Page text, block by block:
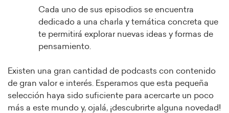
Cada uno de sus episodios se encuentra
dedicado a una charla y temática concreta que
te permitirá explorar nuevas ideas y formas de
pensamiento.
Existen una gran cantidad de podcasts con contenido
de gran valor e interés. Esperamos que esta pequeña
selección haya sido suficiente para acercarte un poco
más a este mundo y, ojalá, ¡descubrirte alguna novedad!